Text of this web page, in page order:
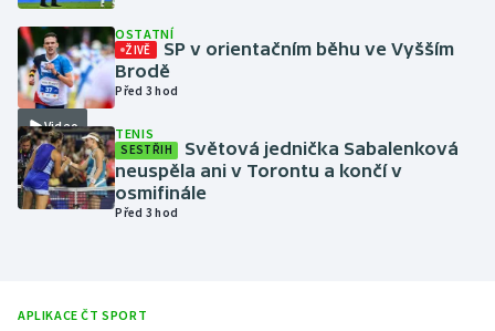
Moderní pětiboj
Motorsport
Olympijské hry
Parasport
Video
OSTATNÍ
ŽIVĚ
SP v orientačním běhu ve Vyšším
Brodě
Před 3 hod
TENIS
SESTŘIH
Světová jednička Sabalenková
neuspěla ani v Torontu a končí v
osmifinále
Před 3 hod
APLIKACE ČT SPORT